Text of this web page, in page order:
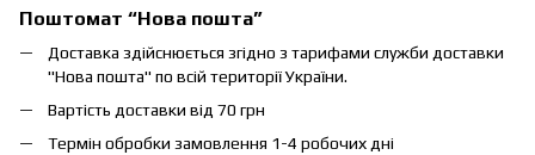
Поштомат “Нова пошта”
Доставка здійснюється згідно з тарифами служби доставки
"Нова пошта" по всій території України.
Вартість доставки від 70 грн
Термін обробки замовлення 1-4 робочих дні